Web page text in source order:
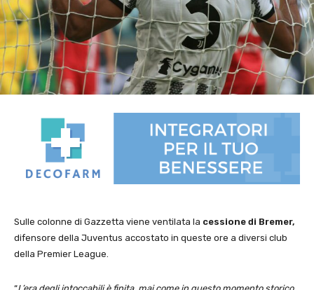
Sulle colonne di Gazzetta viene ventilata la cessione di Bremer,
difensore della Juventus accostato in queste ore a diversi club
della Premier League.